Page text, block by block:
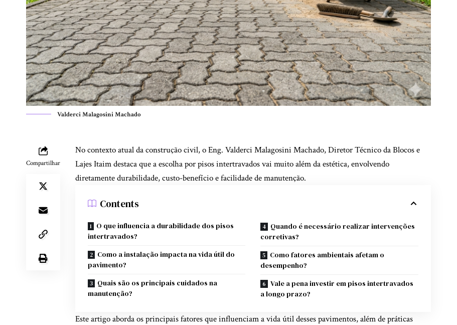
Valderci Malagosini Machado
Compartilhar
No contexto atual da construção civil, o Eng. Valderci Malagosini Machado, Diretor Técnico da Blocos e
Lajes Itaim destaca que a escolha por pisos intertravados vai muito além da estética, envolvendo
diretamente durabilidade, custo-benefício e facilidade de manutenção.
Contents
O que influencia a durabilidade dos pisos
intertravados?
Como a instalação impacta na vida útil do
pavimento?
Quais são os principais cuidados na
manutenção?
Quando é necessário realizar intervenções
corretivas?
Como fatores ambientais afetam o
desempenho?
Vale a pena investir em pisos intertravados
a longo prazo?
Este artigo aborda os principais fatores que influenciam a vida útil desses pavimentos, além de práticas